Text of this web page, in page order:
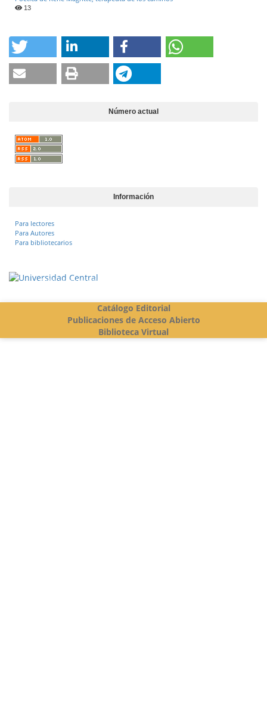
13
Número actual
Información
Para lectores
Para Autores
Para bibliotecarios
Vigilada Mineducación
Catálogo Editorial
Publicaciones de Acceso Abierto
Biblioteca Virtual